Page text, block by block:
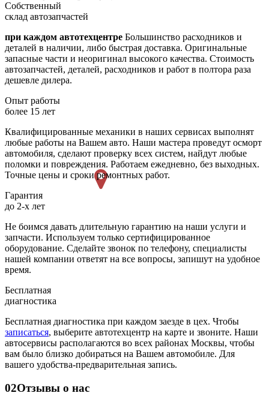
Собственный
склад автозапчастей
при каждом автотехцентре Большинство расходников и
деталей в наличии, либо быстрая доставка. Оригинальные
запасные части и неоригинал высокого качества. Стоимость
автозапчастей, деталей, расходников и работ в полтора раза
дешевле дилера.
Опыт работы
более 15 лет
Квалифицированные механики в наших сервисах выполнят
любые работы на Вашем авто. Наши мастера проведут осморт
автомобиля, сделают проверку всех систем, найдут любые
поломки и повреждения. Работаем ежедневно, без выходных.
Точные цены и сроки ремонтных работ.
Гарантия
до 2-х лет
Не боимся давать длительную гарантию на наши услуги и
запчасти. Используем только сертифицированное
оборудование. Сделайте звонок по телефону, специалисты
нашей компании ответят на все вопросы, запишут на удобное
время.
Бесплатная
диагностика
Бесплатная диагностика при каждом заезде в цех. Чтобы
записаться, выберите автотехцентр на карте и звоните. Наши
автосервисы располагаются во всех районах Москвы, чтобы
вам было близко добираться на Вашем автомобиле. Для
вашего удобства-предварительная запись.
02Отзывы о нас